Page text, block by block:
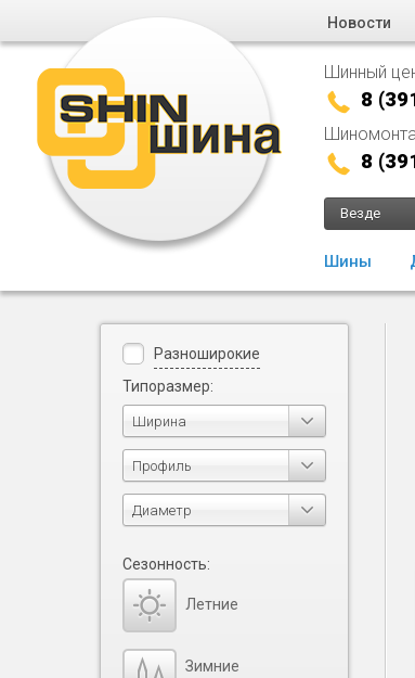
Новости
Шинный
8
8
Везде
Шины
Разноширокие
Типоразмер:
Ширина
Профиль
Диаметр
Сезонность:
Летние
Зимние